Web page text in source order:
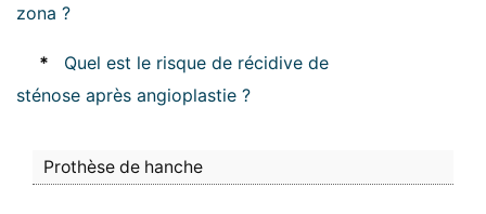
zona ?
*
Quel est le risque de récidive de
sténose après angioplastie ?
Prothèse de hanche